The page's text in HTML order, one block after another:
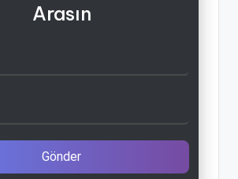
Arasın
Gönder